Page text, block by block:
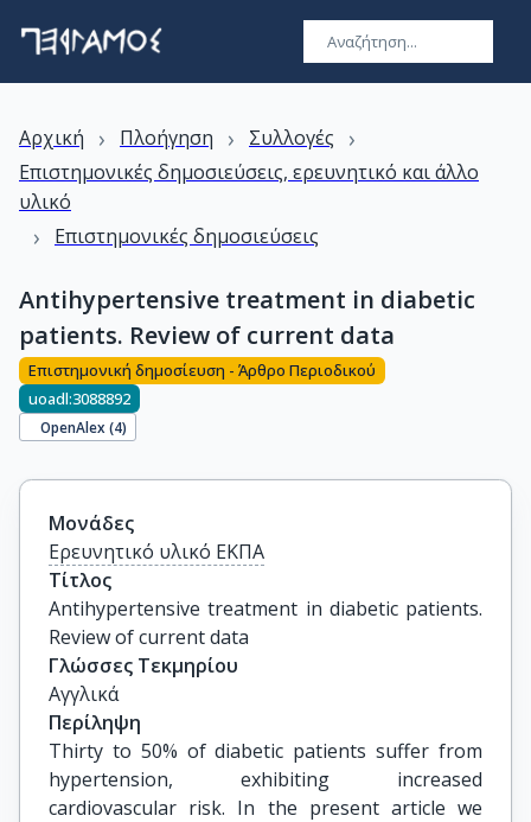
Αρχική › Πλοήγηση › Συλλογές ›
Επιστημονικές δημοσιεύσεις, ερευνητικό και άλλο
υλικό
› Επιστημονικές δημοσιεύσεις
Antihypertensive treatment in diabetic
patients. Review of current data
Επιστημονική δημοσίευση - Άρθρο Περιοδικού
uoadl:3088892
OpenAlex (4)
Μονάδες
Ερευνητικό υλικό ΕΚΠΑ
Τίτλος
Antihypertensive treatment in diabetic patients.
Review of current data
Γλώσσες Τεκμηρίου
Αγγλικά
Περίληψη
Thirty to 50% of diabetic patients suffer from
hypertension, exhibiting increased
cardiovascular risk. In the present article we